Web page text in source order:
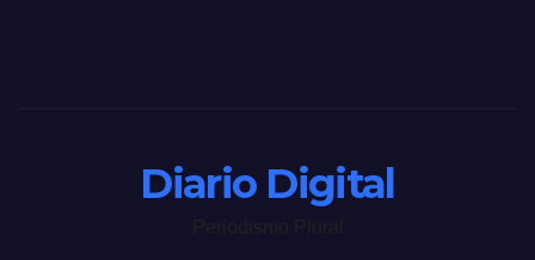
Diario Digital